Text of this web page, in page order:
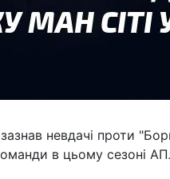
зазнав невдачі проти
в цьому сезоні АПЛ